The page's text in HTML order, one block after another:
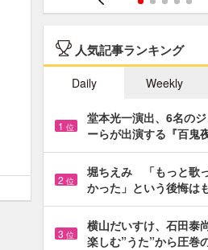
人気記事ランキング
Daily Weekly
1 位
堂本光一演出、6名の
ーらが出演する『百
2 位
堀ちえみ 「もっと歌
かった」という後悔は
3 位
横山だいすけ、石田
楽しむ”うた”から圧巻